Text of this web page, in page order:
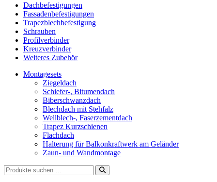
Dachbefestigungen
Fassadenbefestigungen
Trapezblechbefestigung
Schrauben
Profilverbinder
Kreuzverbinder
Weiteres Zubehör
Montagesets
Ziegeldach
Schiefer-, Bitumendach
Biberschwanzdach
Blechdach mit Stehfalz
Wellblech-, Faserzementdach
Trapez Kurzschienen
Flachdach
Halterung für Balkonkraftwerk am Geländer
Zaun- und Wandmontage
Suche
nach: